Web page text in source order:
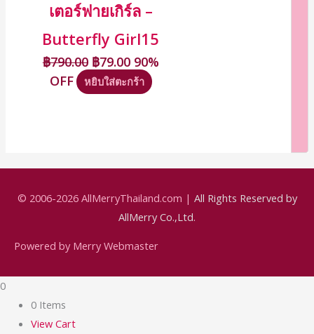
เตอร์ฟายเกิร์ล –
Butterfly Girl15
฿790.00 ฿79.00 90%
OFF
หยิบใส่ตะกร้า
© 2006-2026 AllMerryThailand.com | All Rights Reserved by
AllMerry Co.,Ltd.
Powered by Merry Webmaster
0
0 Items
View Cart